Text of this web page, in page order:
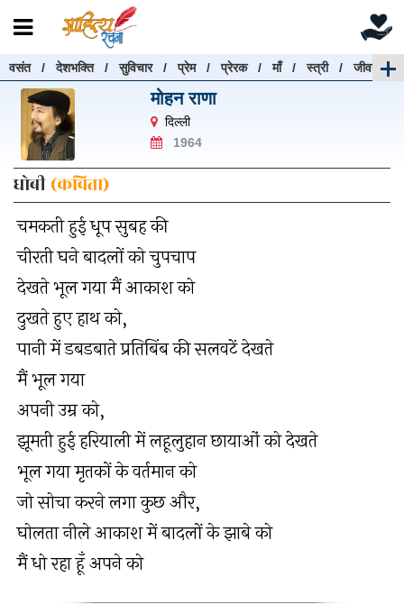
वसंत/देशभक्ति/सुविचार/प्रेम/प्रेरक/माँ/स्त्री/जीवन
मोहन राणा
दिल्ली
1964
धोबी (कविता)
चमकती हुई धूप सुबह की
चीरती घने बादलों को चुपचाप
देखते भूल गया मैं आकाश को
दुखते हुए हाथ को,
पानी में डबडबाते प्रतिबिंब की सलवटें देखते
मैं भूल गया
अपनी उम्र को,
झूमती हुई हरियाली में लहूलुहान छायाओं को देखते
भूल गया मृतकों के वर्तमान को
जो सोचा करने लगा कुछ और,
घोलता नीले आकाश में बादलों के झाबे को
मैं धो रहा हूँ अपने को
रचनाएँ खोजें
रचनाएँ खोजने के लिए नीचे दी गई बॉक्स में हिन्दी में लिखें और
"खोजें" बटन पर क्लिक करें